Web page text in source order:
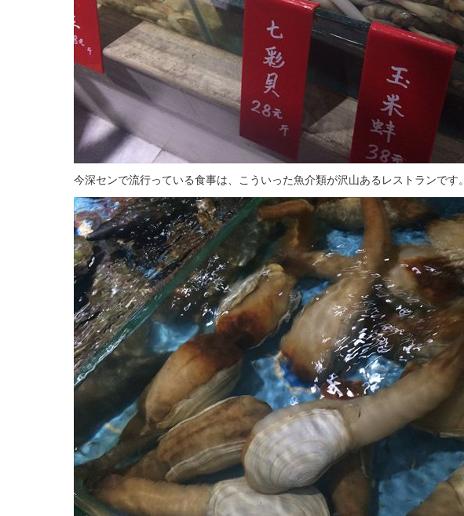
今深センで流行っている食事は、こういった魚介類が沢山あるレストランです。